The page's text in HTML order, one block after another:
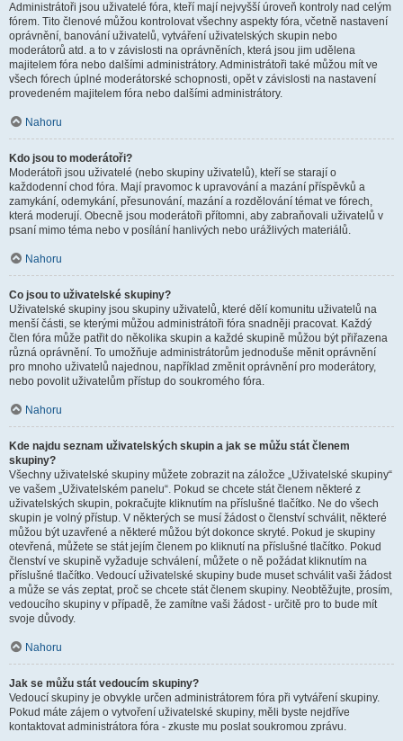
Administrátoři jsou uživatelé fóra, kteří mají nejvyšší úroveň kontroly nad celým
fórem. Tito členové můžou kontrolovat všechny aspekty fóra, včetně nastavení
oprávnění, banování uživatelů, vytváření uživatelských skupin nebo
moderátorů atd. a to v závislosti na oprávněních, která jsou jim udělena
majitelem fóra nebo dalšími administrátory. Administrátoři také můžou mít ve
všech fórech úplné moderátorské schopnosti, opět v závislosti na nastavení
provedeném majitelem fóra nebo dalšími administrátory.
Nahoru
Kdo jsou to moderátoři?
Moderátoři jsou uživatelé (nebo skupiny uživatelů), kteří se starají o
každodenní chod fóra. Mají pravomoc k upravování a mazání příspěvků a
zamykání, odemykání, přesunování, mazání a rozdělování témat ve fórech,
která moderují. Obecně jsou moderátoři přítomni, aby zabraňovali uživatelů v
psaní mimo téma nebo v posílání hanlivých nebo urážlivých materiálů.
Nahoru
Co jsou to uživatelské skupiny?
Uživatelské skupiny jsou skupiny uživatelů, které dělí komunitu uživatelů na
menší části, se kterými můžou administrátoři fóra snadněji pracovat. Každý
člen fóra může patřit do několika skupin a každé skupině můžou být přiřazena
různá oprávnění. To umožňuje administrátorům jednoduše měnit oprávnění
pro mnoho uživatelů najednou, například změnit oprávnění pro moderátory,
nebo povolit uživatelům přístup do soukromého fóra.
Nahoru
Kde najdu seznam uživatelských skupin a jak se můžu stát členem
skupiny?
Všechny uživatelské skupiny můžete zobrazit na záložce „Uživatelské skupiny“
ve vašem „Uživatelském panelu“. Pokud se chcete stát členem některé z
uživatelských skupin, pokračujte kliknutím na příslušné tlačítko. Ne do všech
skupin je volný přístup. V některých se musí žádost o členství schválit, některé
můžou být uzavřené a některé můžou být dokonce skryté. Pokud je skupiny
otevřená, můžete se stát jejím členem po kliknutí na příslušné tlačítko. Pokud
členství ve skupině vyžaduje schválení, můžete o ně požádat kliknutím na
příslušné tlačítko. Vedoucí uživatelské skupiny bude muset schválit vaši žádost
a může se vás zeptat, proč se chcete stát členem skupiny. Neobtěžujte, prosím,
vedoucího skupiny v případě, že zamítne vaši žádost - určitě pro to bude mít
svoje důvody.
Nahoru
Jak se můžu stát vedoucím skupiny?
Vedoucí skupiny je obvykle určen administrátorem fóra při vytváření skupiny.
Pokud máte zájem o vytvoření uživatelské skupiny, měli byste nejdříve
kontaktovat administrátora fóra - zkuste mu poslat soukromou zprávu.